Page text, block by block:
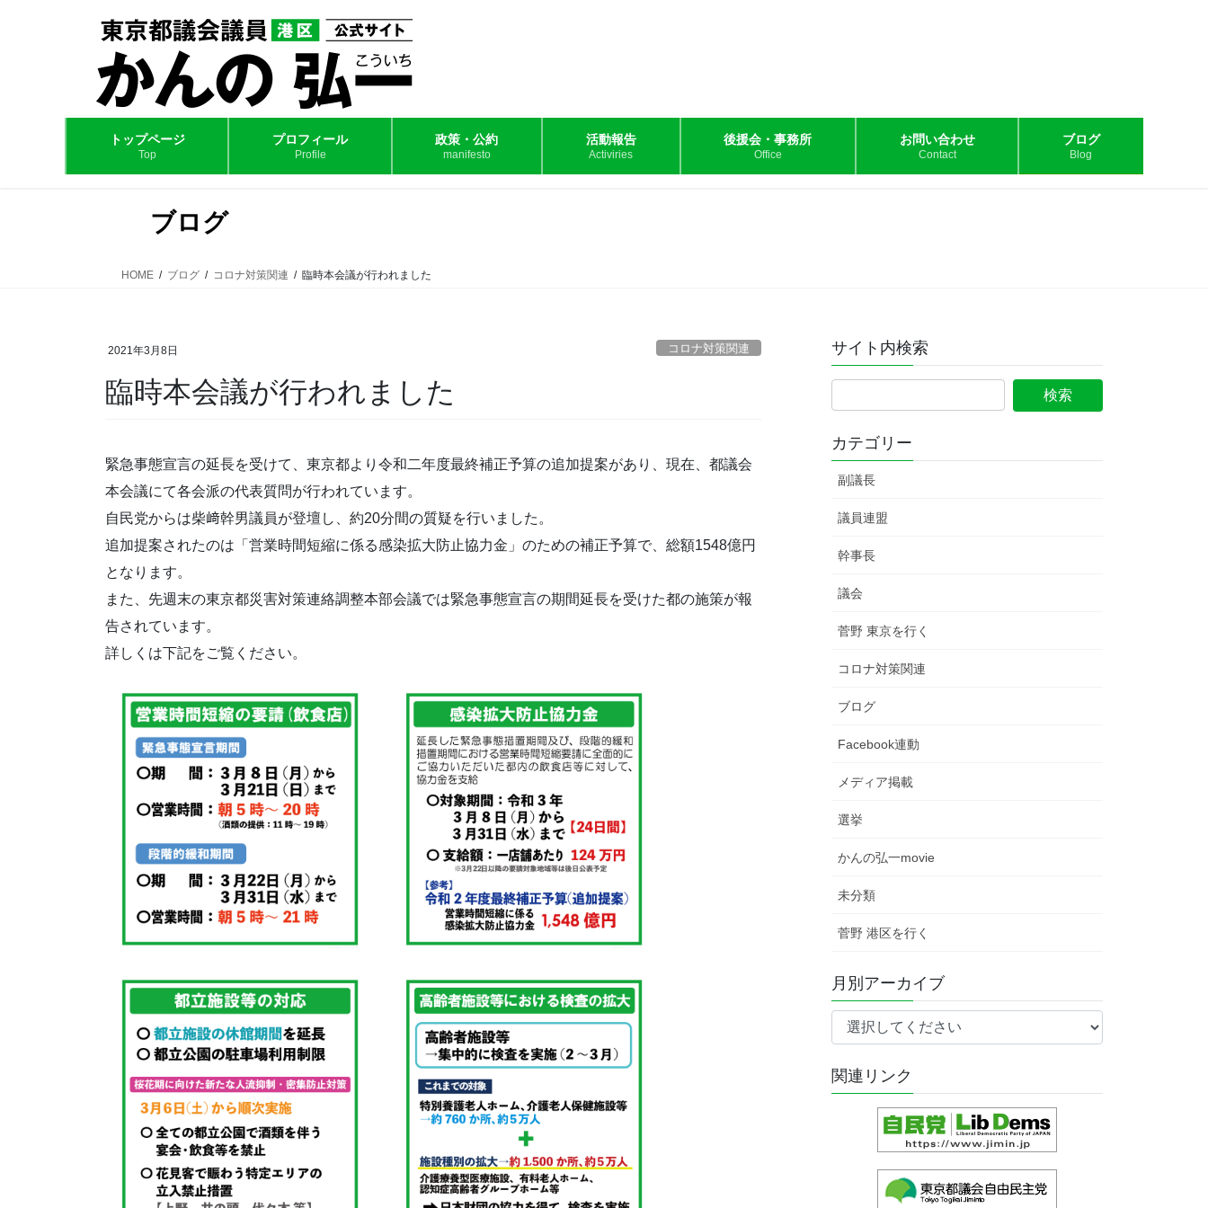
トップページ
Top
プロフィール
Profile
政策・公約
manifesto
活動報告
Activiries
後援会・事務所
Office
お問い合わせ
Contact
ブログ
Blog
ブログ
HOME ブログ コロナ対策関連 臨時本会議が行われました
2021年3月8日 コロナ対策関連
臨時本会議が行われました
緊急事態宣言の延長を受けて、東京都より令和二年度最終補正予算の追加提案があり、現在、都議会
本会議にて各会派の代表質問が行われています。
自民党からは柴﨑幹男議員が登壇し、約20分間の質疑を行いました。
追加提案されたのは「営業時間短縮に係る感染拡大防止協力金」のための補正予算で、総額1548億円
となります。
また、先週末の東京都災害対策連絡調整本部会議では緊急事態宣言の期間延長を受けた都の施策が報
告されています。
詳しくは下記をご覧ください。
サイト内検索
カテゴリー
副議長
議員連盟
幹事長
議会
菅野 東京を行く
コロナ対策関連
ブログ
Facebook連動
メディア掲載
選挙
かんの弘一movie
未分類
菅野 港区を行く
月別アーカイブ
関連リンク